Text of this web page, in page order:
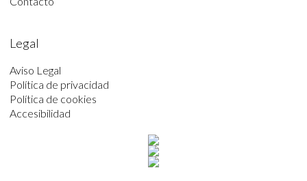
Legal
Aviso Legal
Política de privacidad
Política de cookies
Accesibilidad